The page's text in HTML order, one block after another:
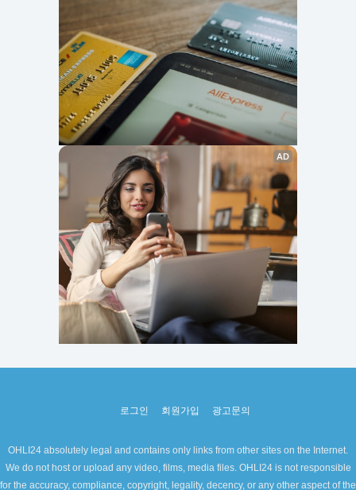
로그인 회원가입 광고문의
OHLI24 absolutely legal and contains only links from other sites on the Internet.
We do not host or upload any video, films, media files. OHLI24 is not responsible
for the accuracy, compliance, copyright, legality, decency, or any other aspect of the